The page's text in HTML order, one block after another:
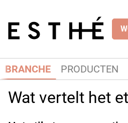
BRANCHE PRODUCTEN
Wat vertelt het